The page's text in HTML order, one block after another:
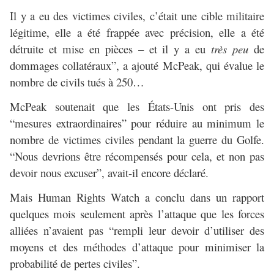
Il y a eu des victimes civiles, c’était une cible militaire
légitime, elle a été frappée avec précision, elle a été
détruite et mise en pièces – et il y a eutrès peu de
dommages collatéraux”, a ajouté McPeak, qui évalue le
nombre de civils tués à 250…
McPeak soutenait que les États-Unis ont pris des
“mesures extraordinaires” pour réduire au minimum le
nombre de victimes civiles pendant la guerre du Golfe.
“Nous devrions être récompensés pour cela, et non pas
devoir nous excuser”, avait-il encore déclaré.
Mais Human Rights Watch a conclu dans un rapport
quelques mois seulement après l’attaque que les forces
alliées n’avaient pas “rempli leur devoir d’utiliser des
moyens et des méthodes d’attaque pour minimiser la
probabilité de pertes civiles”.